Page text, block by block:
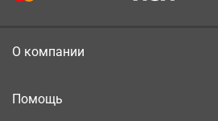
О компании
Помощь